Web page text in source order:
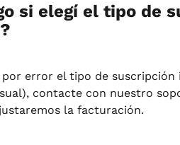
si elegí el tipo de
por error el tipo de
contacte con nuestro
la facturación.